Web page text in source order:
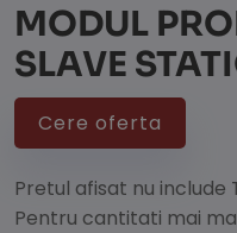
MODUL
SLAVE
Cere oferta
Pretul afisat nu include
Pentru cantitati mai